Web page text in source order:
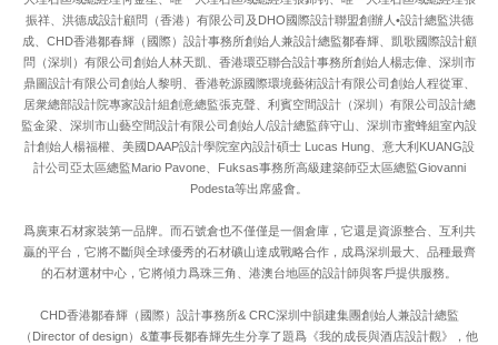
振祥、洪德成設計顧問（香港）有限公司及DHO國際設計聯盟創辦人•設計總監洪德
成、CHD香港鄒春輝（國際）設計事務所創始人兼設計總監鄒春輝、凱歌國際設計顧
問（深圳）有限公司創始人林天凱、香港環亞聯合設計事務所創始人楊志偉、深圳市
鼎圖設計有限公司創始人黎明、香港乾源國際環境藝術設計有限公司創始人程從軍、
居衆總部設計院專家設計組創意總監張克聲、利賓空間設計（深圳）有限公司設計總
監金梁、深圳市山藝空間設計有限公司創始人/設計總監薛守山、深圳市蜜蜂組室內設
計創始人楊福權、美國DAAP設計學院室內設計碩士 Lucas Hung、意大利KUANG設
計公司亞太區總監Mario Pavone、Fuksas事務所高級建築師亞太區總監Giovanni
Podesta等出席盛會。
爲廣東石材家裝第一品牌。而石號倉也不僅僅是一個倉庫，它還是資源整合、互利共
贏的平台，它將不斷與全球優秀的石材礦山達成戰略合作，成爲深圳最大、品種最齊
的石材選材中心，它將傾力爲珠三角、港澳台地區的設計師與客戶提供服務。
CHD香港鄒春輝（國際）設計事務所& CRC深圳中韻建集團創始人兼設計總監
（Director of design）&董事長鄒春輝先生分享了題爲《我的成長與酒店設計觀》，他